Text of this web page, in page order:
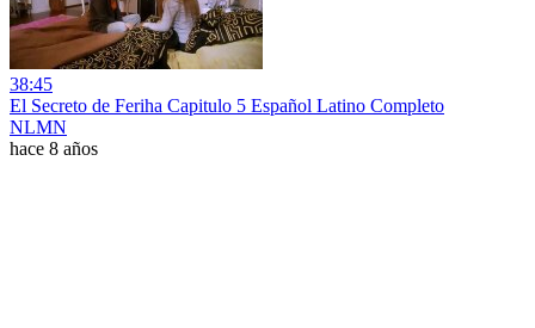
38:45
El Secreto de Feriha Capitulo 5 Español Latino Completo
NLMN
hace 8 años